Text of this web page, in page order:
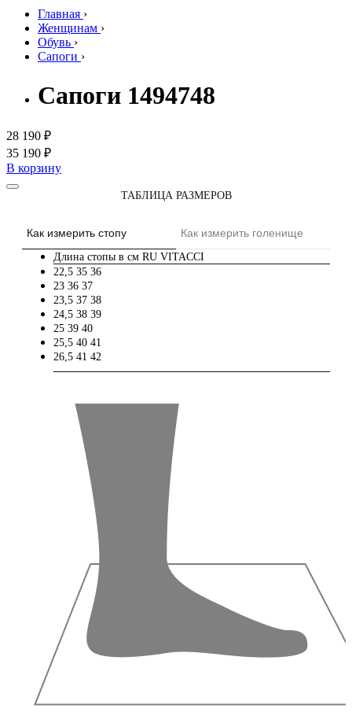
Главная ›
Женщинам ›
Обувь ›
Сапоги ›
Сапоги 1494748
28 190 ₽
35 190 ₽
В корзину
ТАБЛИЦА РАЗМЕРОВ
Как измерить стопу Как измерить голенище
Длина стопы в см RU VITACCI
22,5 35 36
23 36 37
23,5 37 38
24,5 38 39
25 39 40
25,5 40 41
26,5 41 42